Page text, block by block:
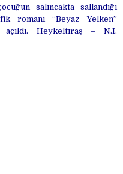
salıncakta sallandığı
romanı “Beyaz Yelken”
Heykeltıraş – N.I.